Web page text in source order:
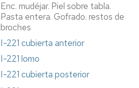
Enc. mudéjar. Piel sobre tabla.
Pasta entera. Gofrado. restos de
broches
I-221 cubierta anterior
I-221 lomo
I-221 cubierta posterior